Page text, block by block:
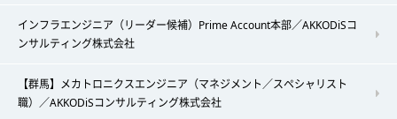
インフラエンジニア（リーダー候補）Prime Account本部／AKKODiSコ
ンサルティング株式会社
【群馬】メカトロニクスエンジニア（マネジメント／スペシャリスト
職）／AKKODiSコンサルティング株式会社